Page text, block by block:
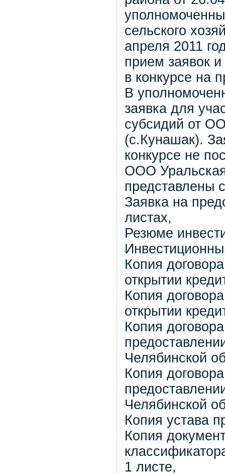
сельского
апреля 2011
прием заявок
в конкурсе на
В
заявка для
субсидий от
(с.Кунашак).
конкурсе не
ООО
представлены
Заявка на
листах,
Резюме
Копия
открытии
Копия
открытии
Копия
Челябинской
Копия
Челябинской
Копия устава
Копия
1 листе,